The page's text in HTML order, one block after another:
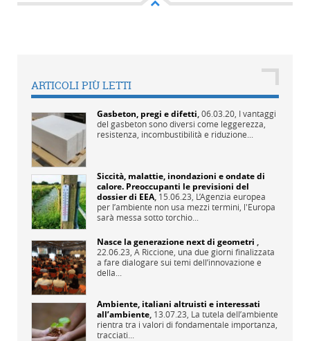
ARTICOLI PIÙ LETTI
Gasbeton, pregi e difetti,06.03.20, I vantaggi
del gasbeton sono diversi come leggerezza,
resistenza, incombustibilità e riduzione...
Siccità, malattie, inondazioni e ondate di
calore. Preoccupanti le previsioni del
dossier di EEA, 15.06.23, L’Agenzia europea
per l’ambiente non usa mezzi termini, l'Europa
sarà messa sotto torchio...
Nasce la generazione next di geometri ,
22.06.23, A Riccione, una due giorni finalizzata
a fare dialogare sui temi dell’innovazione e
della...
Ambiente, italiani altruisti e interessati
all’ambiente, 13.07.23, La tutela dell’ambiente
rientra tra i valori di fondamentale importanza,
tracciati...